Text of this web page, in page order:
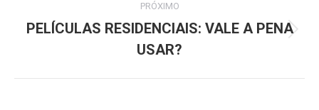
PRÓXIMO
Próximo
post:
PELÍCULAS RESIDENCIAIS: VALE A PENA
USAR?